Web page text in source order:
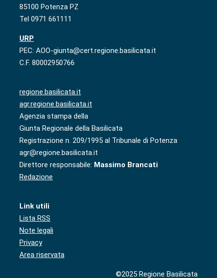
85100 Potenza PZ
Tel 0971 661111
URP
PEC: AOO-giunta@cert.regione.basilicata.it
C.F. 80002950766
regione.basilicata.it
agr.regione.basilicata.it
Agenzia stampa della
Giunta Regionale della Basilicata
Registrazione n. 209/1995 al Tribunale di Potenza
agr@regione.basilicata.it
Direttore responsabile: Massimo Brancati
Redazione
Link utili
Lista RSS
Note legali
Privacy
Area riservata
©2025 Regione Basilicata